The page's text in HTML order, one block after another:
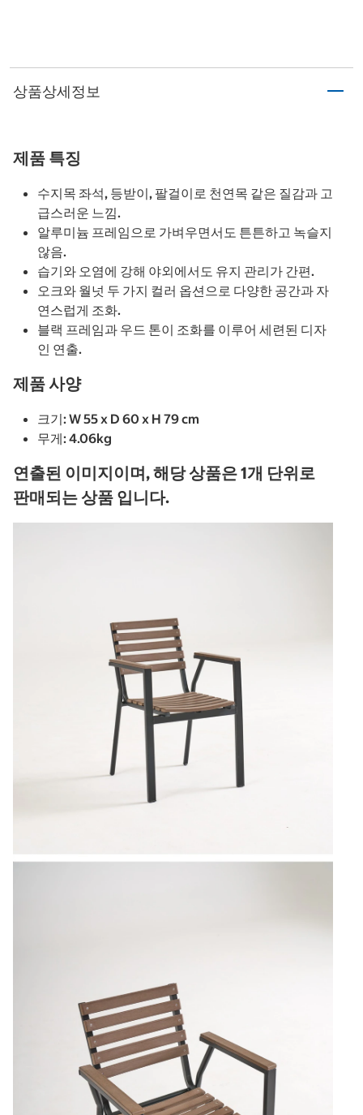
상품상세정보
제품 특징
수지목 좌석, 등받이, 팔걸이로 천연목 같은 질감과 고
급스러운 느낌.
알루미늄 프레임으로 가벼우면서도 튼튼하고 녹슬지
않음.
습기와 오염에 강해 야외에서도 유지 관리가 간편.
오크와 월넛 두 가지 컬러 옵션으로 다양한 공간과 자
연스럽게 조화.
블랙 프레임과 우드 톤이 조화를 이루어 세련된 디자
인 연출.
제품 사양
크기: W 55 x D 60 x H 79 cm
무게: 4.06kg
연출된 이미지이며, 해당 상품은 1개 단위로
판매되는 상품 입니다.